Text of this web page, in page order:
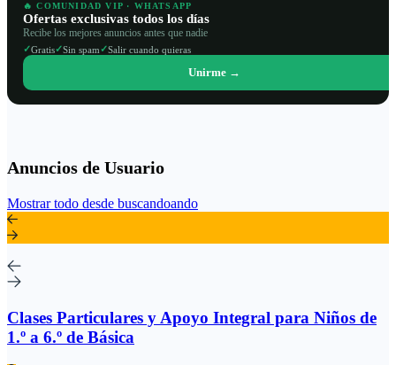
🔥 COMUNIDAD VIP · WHATSAPP
Ofertas exclusivas todos los días
Recibe los mejores anuncios antes que nadie
✓Gratis✓Sin spam✓Salir cuando quieras
Unirme →
Anuncios de Usuario
Mostrar todo desde buscandoando
Clases Particulares y Apoyo Integral para Niños de
1.º a 6.º de Básica